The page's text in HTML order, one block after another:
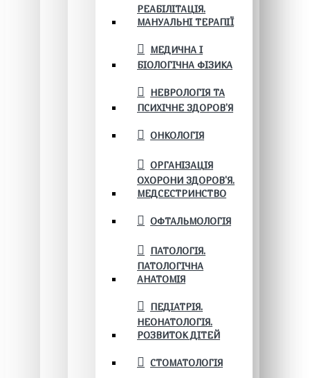
РЕАБІЛІТАЦІЯ.
МАНУАЛЬНІ ТЕРАПІЇ
МЕДИЧНА І
БІОЛОГІЧНА ФІЗИКА
НЕВРОЛОГІЯ ТА
ПСИХІЧНЕ ЗДОРОВ’Я
ОНКОЛОГІЯ
ОРГАНІЗАЦІЯ
ОХОРОНИ ЗДОРОВ'Я.
МЕДСЕСТРИНСТВО
ОФТАЛЬМОЛОГІЯ
ПАТОЛОГІЯ.
ПАТОЛОГІЧНА
АНАТОМІЯ
ПЕДІАТРІЯ.
НЕОНАТОЛОГІЯ.
РОЗВИТОК ДІТЕЙ
СТОМАТОЛОГІЯ